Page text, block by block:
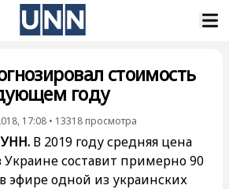
стоимость
году
17:08 • 13318 просмотра
УНН. В 2019 году средняя цена
составит примерно 90
эфире одной из украинских